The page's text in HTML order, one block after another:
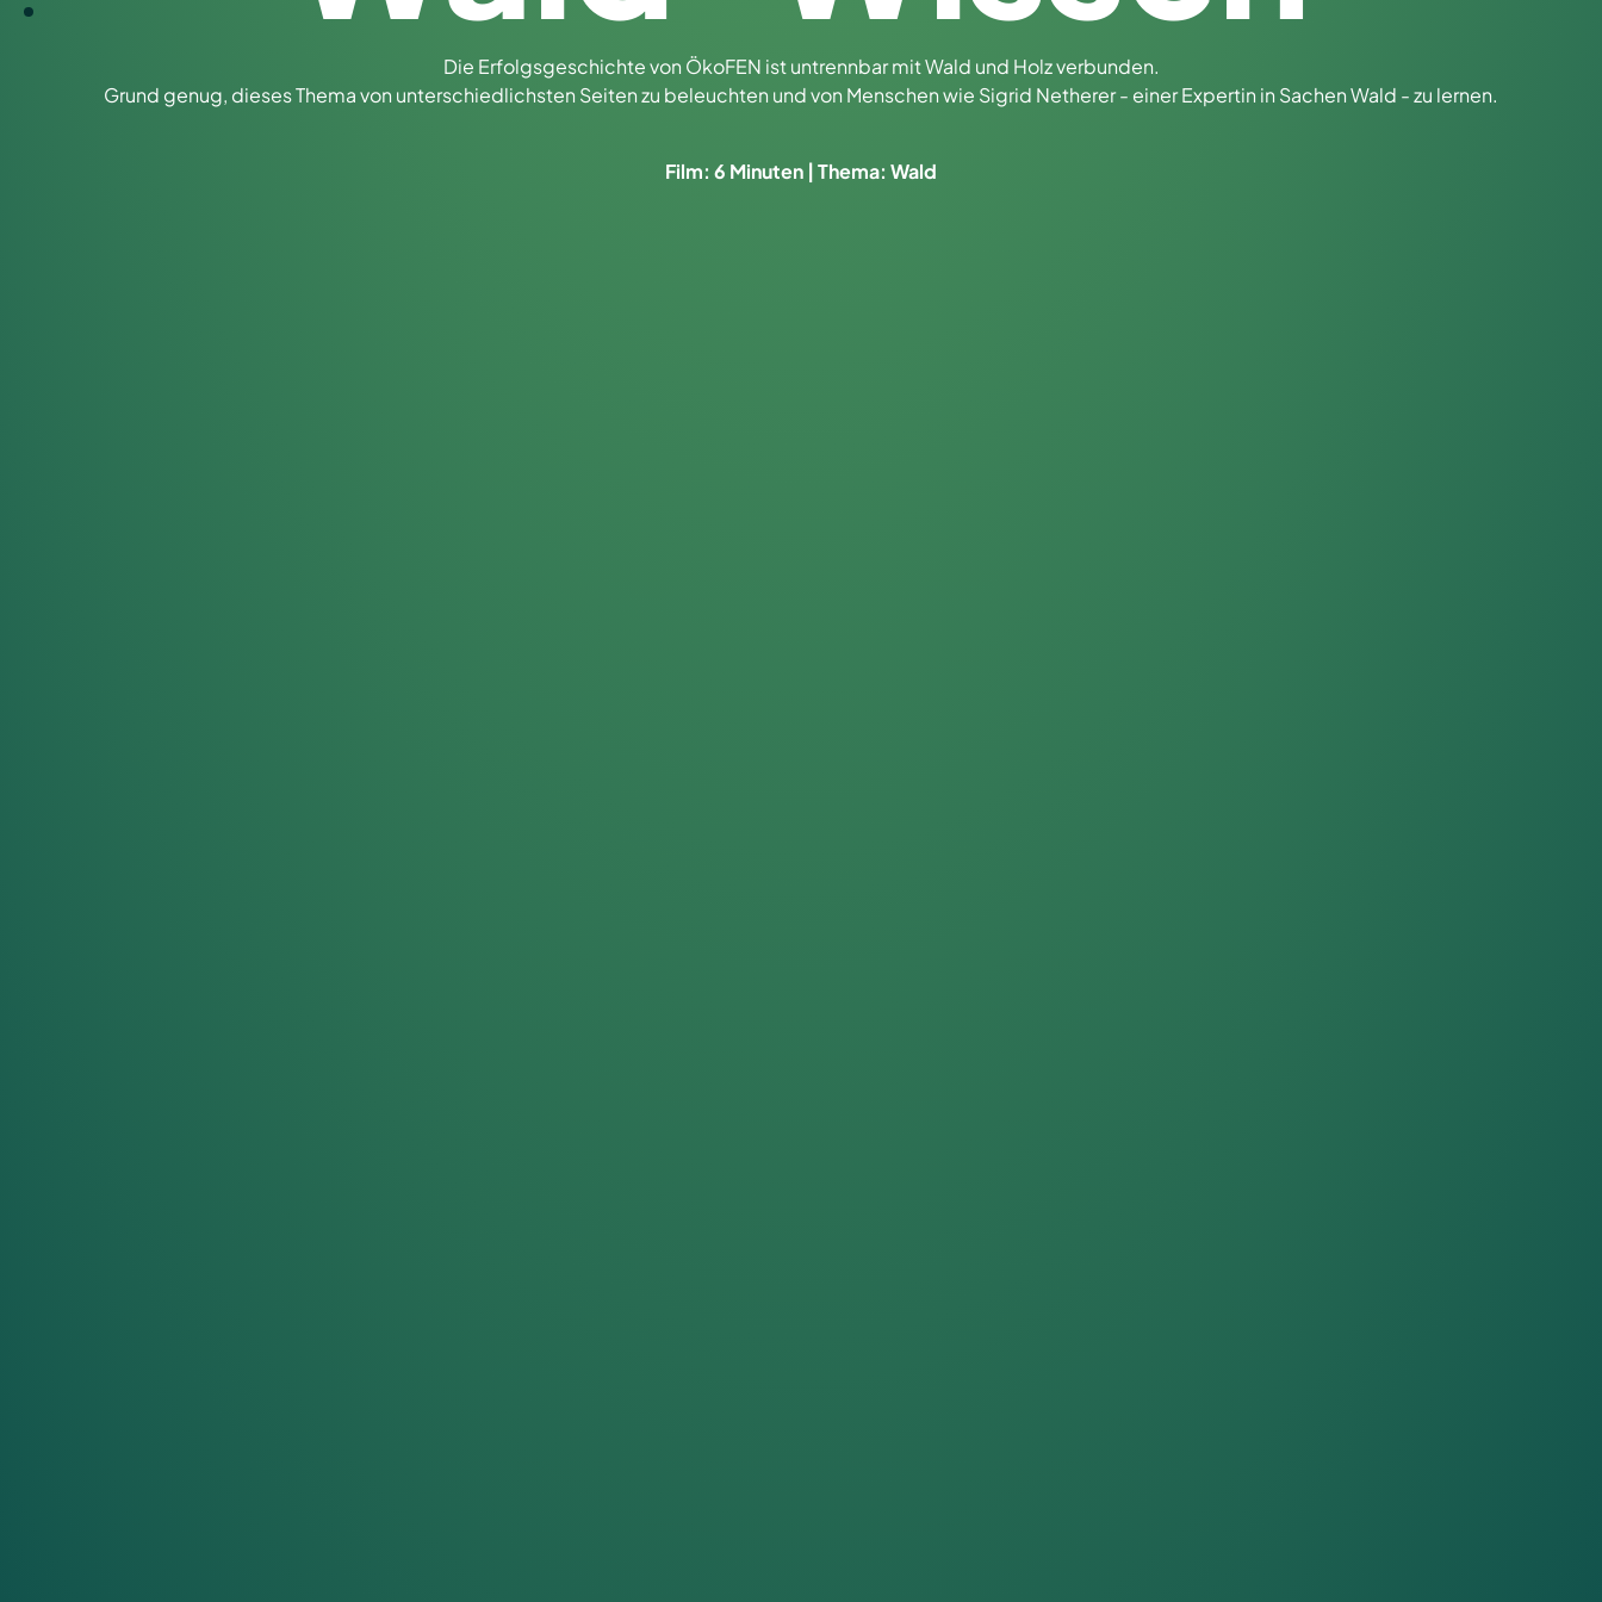
Die Erfolgsgeschichte von ÖkoFEN ist untrennbar mit Wald und Holz verbunden.
Grund genug, dieses Thema von unterschiedlichsten Seiten zu beleuchten und von Menschen wie Sigrid Netherer - einer Expertin in Sachen Wald - zu lernen.
Film: 6 Minuten | Thema: Wald